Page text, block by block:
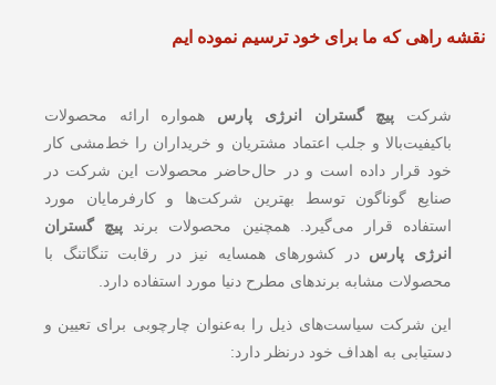
نقشه راهی که ما برای خود ترسیم نموده ایم
شرکت پیچ گستران انرژی پارس همواره ارائه محصولات
باکیفیت‌بالا و جلب اعتماد مشتریان و خریداران را خط‌مشی کار
خود قرار داده است و در حال‌حاضر محصولات این شرکت در
صنایع گوناگون توسط بهترین شرکت‌ها و کارفرمایان مورد
استفاده قرار می‌گیرد. همچنین محصولات برند پیچ گستران
انرژی پارس در کشورهای همسایه نیز در رقابت تنگاتنگ با
محصولات مشابه برندهای مطرح دنیا مورد استفاده دارد.
این شرکت سیاست‌های ذیل را به‌عنوان چارچوبی برای تعیین و
دستیابی به اهداف خود درنظر دارد: